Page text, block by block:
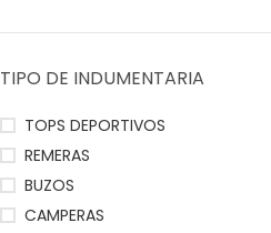
TIPO DE INDUMENTARIA
TOPS DEPORTIVOS
REMERAS
BUZOS
CAMPERAS